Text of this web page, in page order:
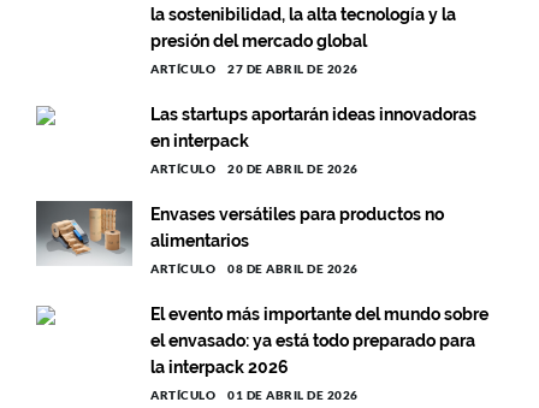
la sostenibilidad, la alta tecnología y la
presión del mercado global
ARTÍCULO 27 DE ABRIL DE 2026
Las startups aportarán ideas innovadoras
en interpack
ARTÍCULO 20 DE ABRIL DE 2026
Envases versátiles para productos no
alimentarios
ARTÍCULO 08 DE ABRIL DE 2026
El evento más importante del mundo sobre
el envasado: ya está todo preparado para
la interpack 2026
ARTÍCULO 01 DE ABRIL DE 2026